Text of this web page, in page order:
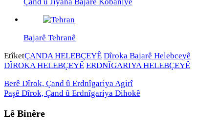
Bajarê Tehranê
EtîketÇANDA HELEBÇEYÊ Dîroka Bajarê Helebceyê
DÎROKA HELEBÇEYÊ ERDNÎGARIYA HELEBÇEYÊ
Berê Dîrok, Çand û Erdnîgariya Agirî
Paşê Dîrok, Çand û Erdnîgariya Dihokê
Lê Binêre